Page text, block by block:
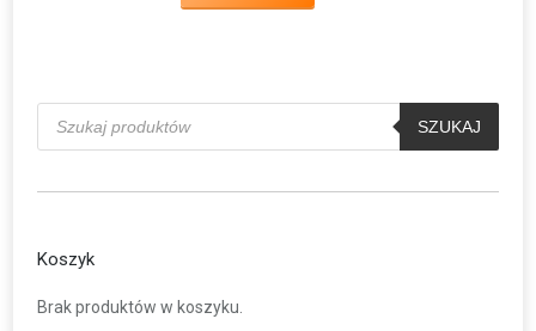
Wyszukiwarka
produktów
SZUKAJ
Koszyk
Brak produktów w koszyku.